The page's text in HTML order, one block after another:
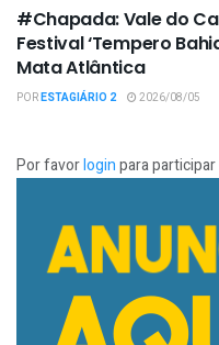
#Chapada: Vale do
Festival ‘Tempero
Mata Atlântica
PORESTAGIÁRIO 2 2026/08/05
Por favorloginpara